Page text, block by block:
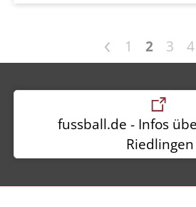
< 1 2 3 4
fussball.de - Infos
Riedlingen